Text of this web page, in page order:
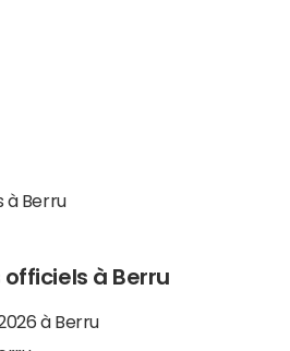
à Berru
à Berru
à Berru